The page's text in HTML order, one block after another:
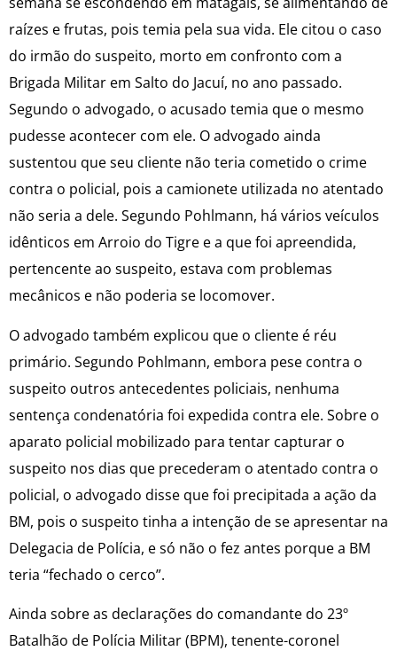
raízes e frutas, pois temia pela sua vida. Ele citou o caso
do irmão do suspeito, morto em confronto com a
Brigada Militar em Salto do Jacuí, no ano passado.
Segundo o advogado, o acusado temia que o mesmo
pudesse acontecer com ele. O advogado ainda
sustentou que seu cliente não teria cometido o crime
contra o policial, pois a camionete utilizada no atentado
não seria a dele. Segundo Pohlmann, há vários veículos
idênticos em Arroio do Tigre e a que foi apreendida,
pertencente ao suspeito, estava com problemas
mecânicos e não poderia se locomover.
O advogado também explicou que o cliente é réu
primário. Segundo Pohlmann, embora pese contra o
suspeito outros antecedentes policiais, nenhuma
sentença condenatória foi expedida contra ele. Sobre o
aparato policial mobilizado para tentar capturar o
suspeito nos dias que precederam o atentado contra o
policial, o advogado disse que foi precipitada a ação da
BM, pois o suspeito tinha a intenção de se apresentar na
Delegacia de Polícia, e só não o fez antes porque a BM
teria “fechado o cerco”.
Ainda sobre as declarações do comandante do 23º
Batalhão de Polícia Militar (BPM), tenente-coronel